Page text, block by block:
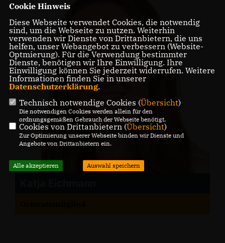
Cookie Hinweis
Diese Webseite verwendet Cookies, die notwendig
sind, um die Webseite zu nutzen. Weiterhin
verwenden wir Dienste von Drittanbietern, die uns
helfen, unser Webangebot zu verbessern (Website-
Optmierung). Für die Verwendung bestimmter
Dienste, benötigen wir Ihre Einwilligung. Ihre
Einwilligung können Sie jederzeit widerrufen. Weitere
Informationen finden Sie in unserer
Datenschutzerklärung.
Technisch notwendige Cookies (Übersicht)
Die notwendigen Cookies werden allein für den
ordnungsgemäßen Gebrauch der Webseite benötigt.
Cookies von Drittanbietern (Übersicht)
Zur Optimierung unserer Webseite binden wir Dienste und
Angebote von Drittanbietern ein.
Alle akzeptieren Auswahl speichern